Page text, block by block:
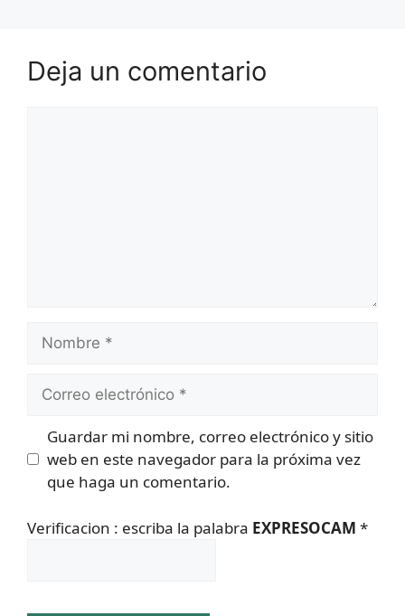
Deja un comentario
Nombre
Correo
Guardar mi nombre, correo electrónico y sitio
web en este navegador para la próxima vez
que haga un comentario.
Verificacion : escriba la palabra EXPRESOCAM *